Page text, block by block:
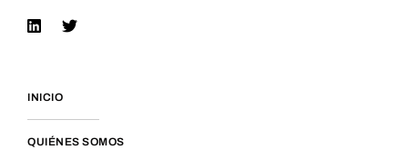
INICIO
QUIÉNES SOMOS